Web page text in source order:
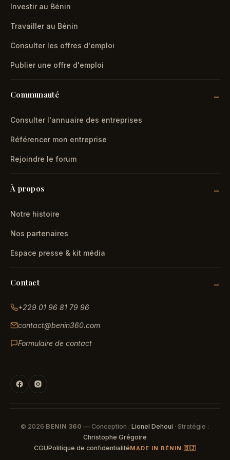
Investir au Bénin
Travailler au Bénin
Consulter les offres d'emploi
Publier une offre d'emploi
Communauté
Consulter l'annuaire des entreprises
Référencer mon entreprise
Rejoindre le forum
À propos
Notre histoire
Nos partenaires
Espace presse & kit média
Contact
+229 01 96 81 79 96
contact@benin360.com
Formulaire de contact
© 2026 BENIN 360 — Conception :Lionel Dehoui · Stratégie :
Christophe Grégoire
CGUPolitique de confidentialitéMADE IN BÉNIN 🇧🇯